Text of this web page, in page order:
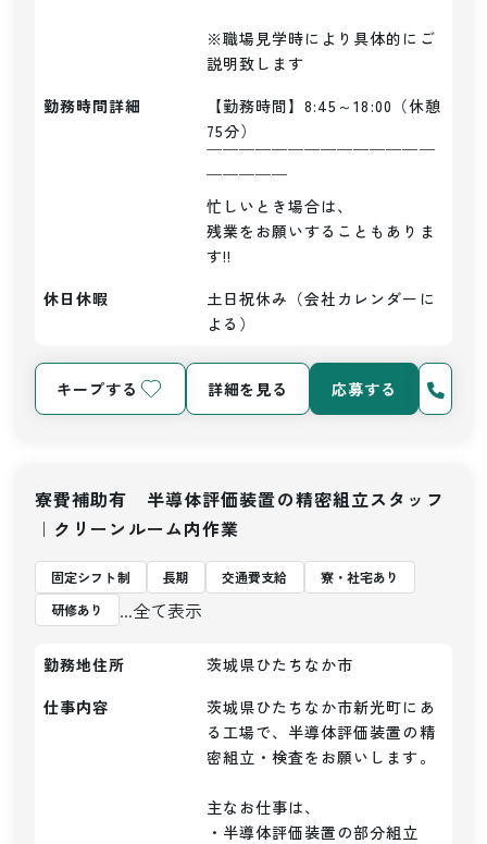
※職場見学時により具体的にご
説明致します
勤務時間詳細
【勤務時間】8:45～18:00（休憩
75分）
￣￣￣￣￣￣￣￣￣￣￣￣￣￣
￣￣￣￣￣
忙しいとき場合は、
残業をお願いすることもありま
す!!
休日休暇
土日祝休み（会社カレンダーに
よる）
キープする 詳細を見る 応募する
寮費補助有 半導体評価装置の精密組立スタッフ
｜クリーンルーム内作業
固定シフト制 長期 交通費支給
寮・社宅あり
研修あり
...全て表示
勤務地住所
茨城県ひたちなか市
仕事内容
茨城県ひたちなか市新光町にあ
る工場で、半導体評価装置の精
密組立・検査をお願いします。
主なお仕事は、
・半導体評価装置の部分組立